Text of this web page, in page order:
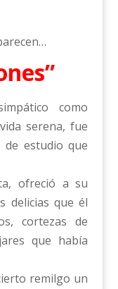
como
serena, fue
estudio que
ofreció a su
delicias que él
cortezas de
que había
remilgo un